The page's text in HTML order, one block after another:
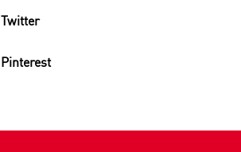
Twitter
Pinterest